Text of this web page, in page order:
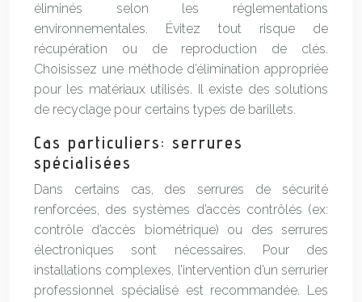
éliminés selon les réglementations
environnementales. Évitez tout risque de
récupération ou de reproduction de clés.
Choisissez une méthode d’élimination appropriée
pour les matériaux utilisés. Il existe des solutions
de recyclage pour certains types de barillets.
Cas particuliers: serrures
spécialisées
Dans certains cas, des serrures de sécurité
renforcées, des systèmes d’accès contrôlés (ex:
contrôle d’accès biométrique) ou des serrures
électroniques sont nécessaires. Pour des
installations complexes, l’intervention d’un serrurier
professionnel spécialisé est recommandée. Les